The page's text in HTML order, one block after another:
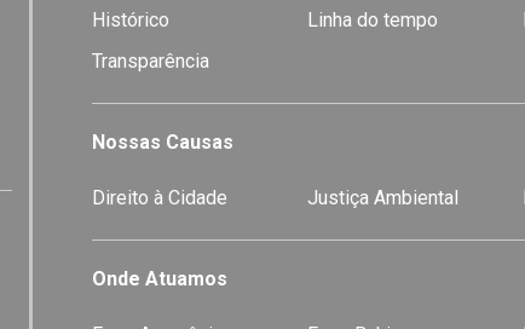
Histórico Linha do tempo
Transparência
Nossas Causas
Direito à Cidade Justiça Ambiental
Onde Atuamos